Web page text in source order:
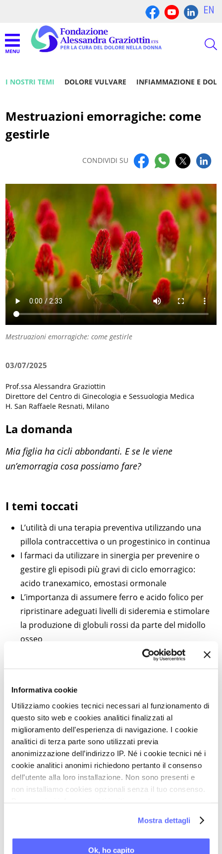
Informativa cookie
Utilizziamo cookies tecnici necessari al funzionamento di
questo sito web e cookies analitici finalizzati al
miglioramento dell’esperienza di navigazione. I cookie
analitici di terza parte sono utilizzati previa
anonimizzazione dell’indirizzo IP. Né i cookie tecnici né i
cookie analitici anonimi richiedono pertanto il consenso
dell’utente alla loro installazione. Non sono presenti e
non installiamo cookies opzionali senza il tuo consenso.
Mostra dettagli
Ok, ho capito
EN
I NOSTRI TEMI DOLORE VULVARE INFIAMMAZIONE E
Mestruazioni emorragiche: come
gestirle
CONDIVIDI SU
Mestruazioni emorragiche: come gestirle
03/07/2025
Prof.ssa Alessandra Graziottin
Direttore del Centro di Ginecologia e Sessuologia Medica
H. San Raffaele Resnati, Milano
La domanda
Mia figlia ha cicli abbondanti. E se le viene
un’emorragia cosa possiamo fare?
I temi toccati
L’utilità di una terapia preventiva utilizzando una
pillola contraccettiva o un progestinico in continua
I farmaci da utilizzare in sinergia per prevenire o
gestire gli episodi più gravi di ciclo emorragico:
acido tranexamico, emostasi ormonale
L’importanza di assumere ferro e acido folico per
ripristinare adeguati livelli di sideremia e stimolare
la produzione di globuli rossi da parte del midollo
osseo
Il tempo medio necessario per normalizzare la
situazione
Per gentile concessione di Italpress - Focus Salute
Torna a Le vostre domande 2025
PAROLE CHIAVE DI QUESTO ARTICOLO
FLUSSI ABBONDANTI